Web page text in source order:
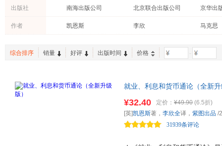
考试
教材 工业技
出版社 南海出版公司 北京联合出版公司
京华出
作者 凯恩斯 李欣 马克思
综合排序 销量 好评 出版时间 价格 -
就业、利息和货币通论（全新
经济学阅读的模式，用精美的
的刻板面孔，使经济学变得平
¥32.40 定价： ¥49.90 (6.5折)
31939条评论
[英]凯恩斯著， 李欣全译， 紫图出品 /